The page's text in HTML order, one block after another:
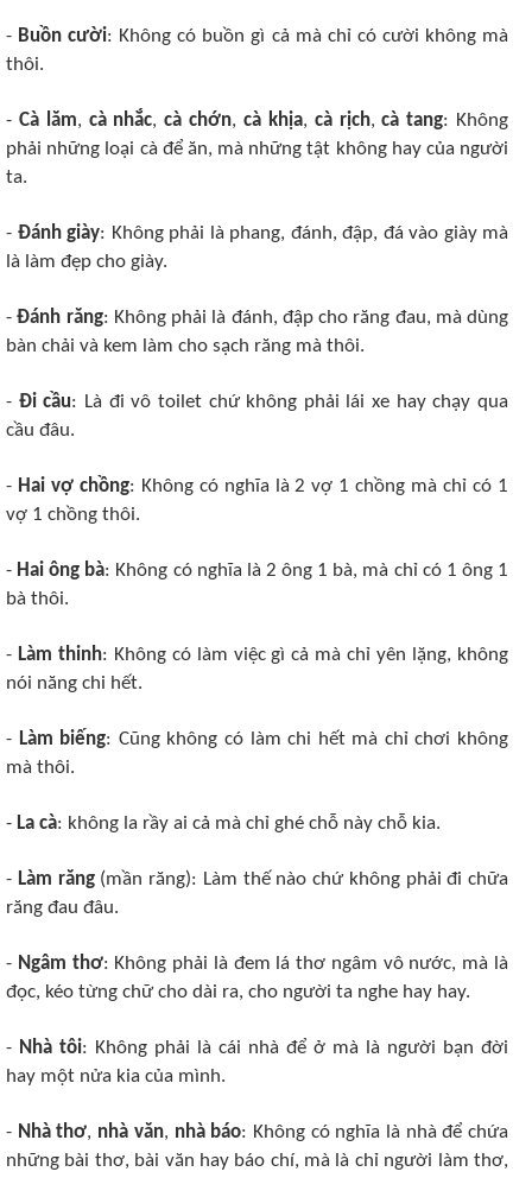
- Buồn cười: Không có buồn gì cả mà chỉ có cười không mà
thôi.
- Cà lăm, cà nhắc,cà chớn,cà khịa, cà rịch,cà tang: Không
phải những loại cà để ăn, mà những tật không hay của người
ta.
- Đánh giày: Không phải là phang, đánh, đập, đá vào giày mà
là làm đẹp cho giày.
-Đánh răng: Không phải là đánh, đập cho răng đau, mà dùng
bàn chải và kem làm cho sạch răng mà thôi.
- Đi cầu: Là đi vô toilet chứ không phải lái xe hay chạy qua
cầu đâu.
- Hai vợ chồng: Không có nghĩa là 2 vợ 1 chồng mà chỉ có 1
vợ 1 chồng thôi.
- Hai ông bà: Không có nghĩa là 2 ông 1 bà, mà chỉ có 1 ông 1
bà thôi.
- Làm thinh: Không có làm việc gì cả mà chỉ yên lặng, không
nói năng chi hết.
- Làm biếng: Cũng không có làm chi hết mà chỉ chơi không
mà thôi.
- La cà: không la rầy ai cả mà chỉ ghé chỗ này chỗ kia.
- Làm răng(mần răng): Làm thế nào chứ không phải đi chữa
răng đau đâu.
- Ngâm thơ: Không phải là đem lá thơ ngâm vô nước, mà là
đọc, kéo từng chữ cho dài ra, cho người ta nghe hay hay.
- Nhà tôi: Không phải là cái nhà để ở mà là người bạn đời
hay một nửa kia của mình.
- Nhà thơ, nhà văn, nhà báo: Không có nghĩa là nhà để chứa
những bài thơ, bài văn hay báo chí, mà là chỉ người làm thơ,